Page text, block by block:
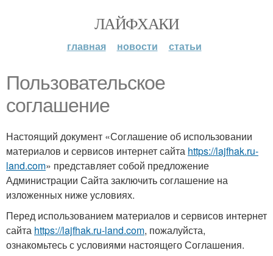
ЛАЙФХАКИ
главная новости статьи
Пользовательское
соглашение
Настоящий документ «Соглашение об использовании
материалов и сервисов интернет сайта https://lajfhak.ru-
land.com» представляет собой предложение
Администрации Сайта заключить соглашение на
изложенных ниже условиях.
Перед использованием материалов и сервисов интернет
сайта https://lajfhak.ru-land.com, пожалуйста,
ознакомьтесь с условиями настоящего Соглашения.